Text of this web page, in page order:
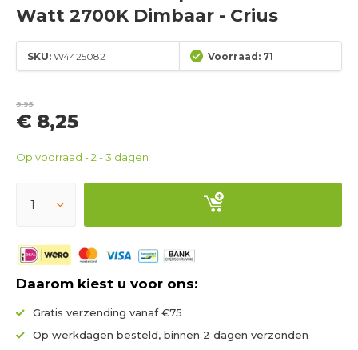
Watt 2700K Dimbaar - Crius
SKU: W4425082 Voorraad: 71
9,95
€ 8,25
Op voorraad - 2 - 3 dagen
Daarom kiest u voor ons:
Gratis verzending vanaf €75
Op werkdagen besteld, binnen 2 dagen verzonden